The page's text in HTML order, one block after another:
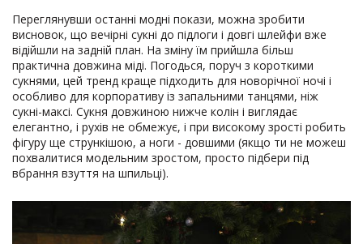
Переглянувши останні модні покази, можна зробити
висновок, що вечірні сукні до підлоги і довгі шлейфи вже
відійшли на задній план. На зміну їм прийшла більш
практична довжина міді. Погодься, поруч з короткими
сукнями, цей тренд краще підходить для новорічної ночі і
особливо для корпоративу із запальними танцями, ніж
сукні-максі. Сукня довжиною нижче колін і виглядає
елегантно, і рухів не обмежує, і при високому зрості робить
фігуру ще стрункішою, а ноги - довшими (якщо ти не можеш
похвалитися модельним зростом, просто підбери під
вбрання взуття на шпильці).